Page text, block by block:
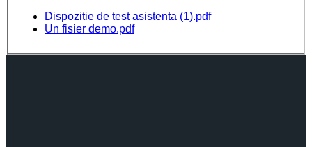
Dispozitie de test asistenta (1).pdf
Un fisier demo.pdf